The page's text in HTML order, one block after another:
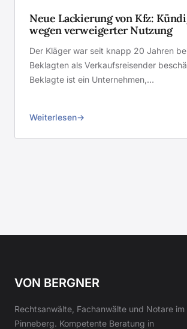
Neue Lackierung von Kfz:
wegen verweigerter Nutzung
Der Kläger war seit knapp 20 Jahren
Beklagten als Verkaufsreisender
Beklagte ist ein Unternehmen,…
Weiterlesen
VON BERGNER
Rechtsanwälte, Fachanwälte und Notare im
Pinneberg. Kompetente Beratung in